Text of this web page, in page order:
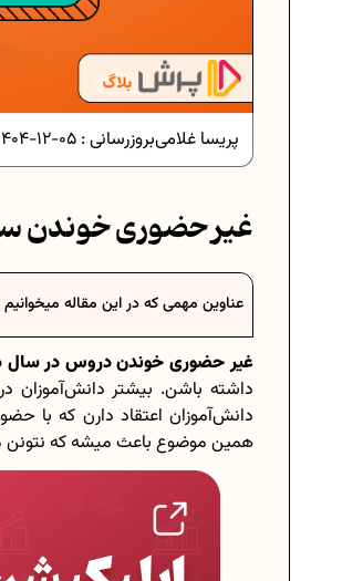
فرمول حجم
برنامه‌
برنامه‌
دانلود رایگان
بروزرسانی : 05-12-1404 پریسا غلامی
غیر حضوری خوندن
عناوین مهمی که در این مقاله میخوانیم
غیر حضوری خوندن دروس در سال
داشته باشن. بیشتر دانش‌آموزان
دانش‌آموزان اعتقاد دارن که با
همین موضوع باعث میشه که نتونن